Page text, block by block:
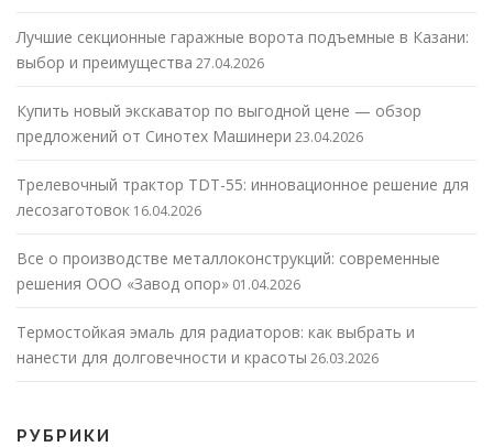
Лучшие секционные гаражные ворота подъемные в Казани:
выбор и преимущества 27.04.2026
Купить новый экскаватор по выгодной цене — обзор
предложений от Синотех Машинери 23.04.2026
Трелевочный трактор TDT-55: инновационное решение для
лесозаготовок 16.04.2026
Все о производстве металлоконструкций: современные
решения ООО «Завод опор» 01.04.2026
Термостойкая эмаль для радиаторов: как выбрать и
нанести для долговечности и красоты 26.03.2026
РУБРИКИ